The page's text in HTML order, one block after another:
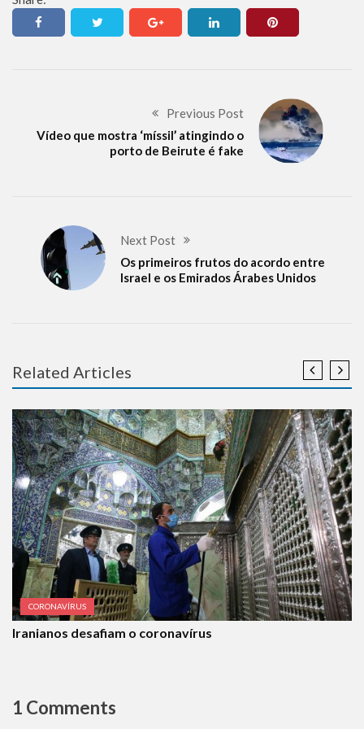
Previous Post
Vídeo que mostra ‘míssil’ atingindo o
porto de Beirute é fake
Next Post
Os primeiros frutos do acordo entre
Israel e os Emirados Árabes Unidos
Related Articles
CORONAVÍRUS
Iranianos desafiam o coronavírus
1 Comments